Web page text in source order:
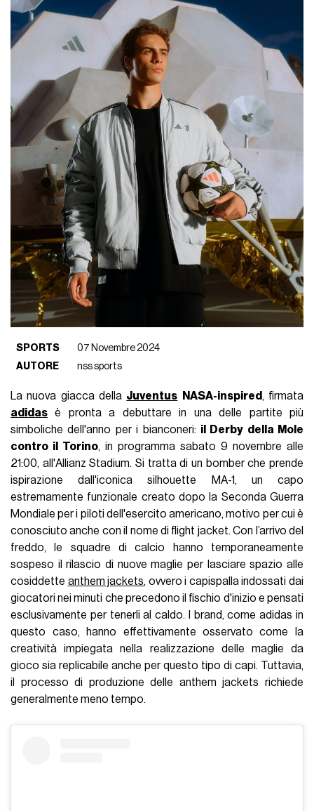
SPORTS
07 Novembre 2024
AUTORE
nss sports
La nuova giacca della Juventus NASA-inspired , firmata
adidas è pronta a debuttare in una delle partite più
simboliche dell'anno per i bianconeri: il Derby della Mole
contro il Torino, in programma sabato 9 novembre alle
21:00, all'Allianz Stadium. Si tratta di un bomber che prende
ispirazione dall'iconica silhouette MA-1, un capo
estremamente funzionale creato dopo la Seconda Guerra
Mondiale per i piloti dell'esercito americano, motivo per cui è
conosciuto anche con il nome di flight jacket. Con l’arrivo del
freddo, le squadre di calcio hanno temporaneamente
sospeso il rilascio di nuove maglie per lasciare spazio alle
cosiddette anthem jackets, ovvero i capispalla indossati dai
giocatori nei minuti che precedono il fischio d'inizio e pensati
esclusivamente per tenerli al caldo. I brand, come adidas in
questo caso, hanno effettivamente osservato come la
creatività impiegata nella realizzazione delle maglie da
gioco sia replicabile anche per questo tipo di capi. Tuttavia,
il processo di produzione delle anthem jackets richiede
generalmente meno tempo.